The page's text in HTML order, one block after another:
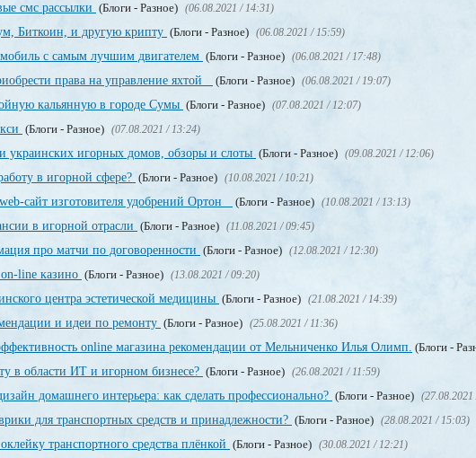
смс рассылки (Блоги - Разное) (06.08.2021 / 14:31)
Биткоин, и другую крипту (Блоги - Разное) (06.08.2021 / 15:59)
с самым лучшим двигателем (Блоги - Разное) (06.08.2021 / 17:48)
права на управление яхтой (Блоги - Разное) (06.08.2021 / 19:07)
кальянную в городе Сумы (Блоги - Разное) (07.08.2021 / 12:07)
(Блоги - Разное) (07.08.2021 / 13:24)
украинских игорных домов, обзоры и слоты (Блоги - Разное) (09.08.2021 / 12:06)
в игорной сфере? (Блоги - Разное) (10.08.2021 / 10:21)
сайт изготовителя удобрений Ортон (Блоги - Разное) (10.08.2021 / 13:13)
в игорной отрасли (Блоги - Разное) (11.08.2021 / 09:45)
про матчи по договоренности (Блоги - Разное) (12.08.2021 / 12:30)
line казино (Блоги - Разное) (13.08.2021 / 09:20)
центра эстетической медицины (Блоги - Разное) (21.08.2021 / 14:39)
и идеи по ремонту (Блоги - Разное) (25.08.2021 / 11:36)
online магазина рекомендации от Мельниченко Илья Олимп. (Блоги -
в области ИТ и игорном бизнесе? (Блоги - Разное) (26.08.2021 / 11:59)
домашнего интерьера: как сделать профессионально? (Блоги - Разное) (27.08.2021
для транспортных средств и принадлежности? (Блоги - Разное) (28.08.2021 / 15:03)
транспортного средства плёнкой (Блоги - Разное) (30.08.2021 / 12:21)